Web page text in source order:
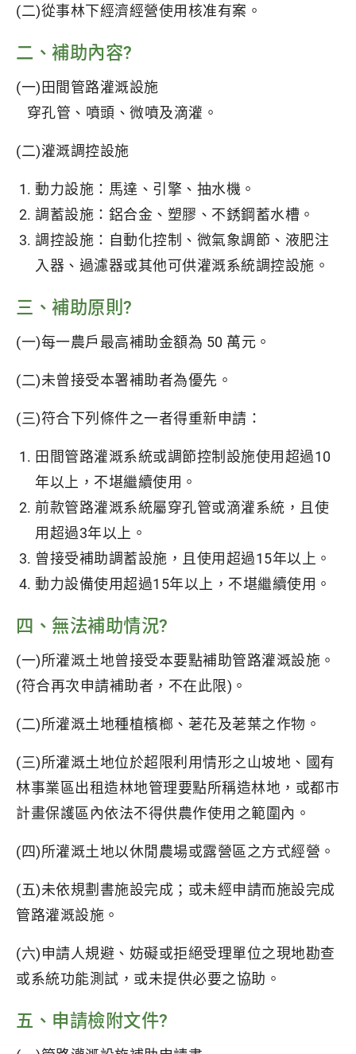
(二)從事林下經濟經營使用核准有案。
二、補助內容?
(一)田間管路灌溉設施
穿孔管、噴頭、微噴及滴灌。
(二)灌溉調控設施
動力設施：馬達、引擎、抽水機。
調蓄設施：鋁合金、塑膠、不銹鋼蓄水槽。
調控設施：自動化控制、微氣象調節、液肥注
入器、過濾器或其他可供灌溉系統調控設施。
三、補助原則?
(一)每一農戶最高補助金額為 50 萬元。
(二)未曾接受本署補助者為優先。
(三)符合下列條件之一者得重新申請：
田間管路灌溉系統或調節控制設施使用超過10
年以上，不堪繼續使用。
前款管路灌溉系統屬穿孔管或滴灌系統，且使
用超過3年以上。
曾接受補助調蓄設施，且使用超過15年以上。
動力設備使用超過15年以上，不堪繼續使用。
四、無法補助情況?
(一)所灌溉土地曾接受本要點補助管路灌溉設施。
(符合再次申請補助者，不在此限)。
(二)所灌溉土地種植檳榔、荖花及荖葉之作物。
(三)所灌溉土地位於超限利用情形之山坡地、國有
林事業區出租造林地管理要點所稱造林地，或都市
計畫保護區內依法不得供農作使用之範圍內。
(四)所灌溉土地以休閒農場或露營區之方式經營。
(五)未依規劃書施設完成；或未經申請而施設完成
管路灌溉設施。
(六)申請人規避、妨礙或拒絕受理單位之現地勘查
或系統功能測試，或未提供必要之協助。
五、申請檢附文件?